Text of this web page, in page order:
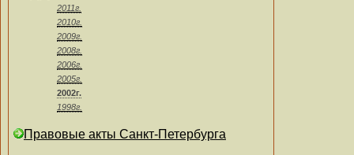
2011г.
2010г.
2009г.
2008г.
2006г.
2005г.
2002г.
1998г.
Правовые акты Санкт-Петербурга